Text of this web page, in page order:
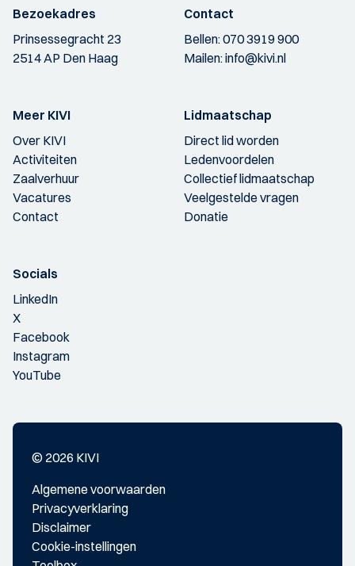
Bezoekadres
Prinsessegracht 23
2514 AP Den Haag
Contact
Bellen:070 3919 900
Mailen:info@kivi.nl
Meer KIVI
Over KIVI
Activiteiten
Zaalverhuur
Vacatures
Contact
Lidmaatschap
Direct lid worden
Ledenvoordelen
Collectief lidmaatschap
Veelgestelde vragen
Donatie
Socials
LinkedIn
X
Facebook
Instagram
YouTube
© 2026 KIVI
Algemene voorwaarden
Privacyverklaring
Disclaimer
Cookie-instellingen